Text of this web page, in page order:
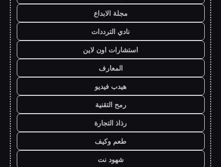
مجلة الابداع
نادي الترددات
استشارات اون لاين
المعارف
هيدب فيديو
رمح التقنية
رذاذ التجارة
طعم وكيف
شهود نت